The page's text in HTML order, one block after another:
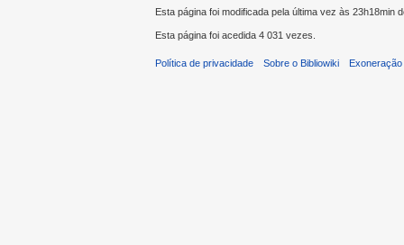
Esta página foi modificada pela última vez às 23h18min
Esta página foi acedida 4 031 vezes.
Política de privacidade Sobre o Bibliowiki